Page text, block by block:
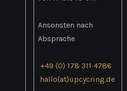
Ansonsten nach
Absprache
+49 (0) 178 311 4786
hallo(at)upcycring.de